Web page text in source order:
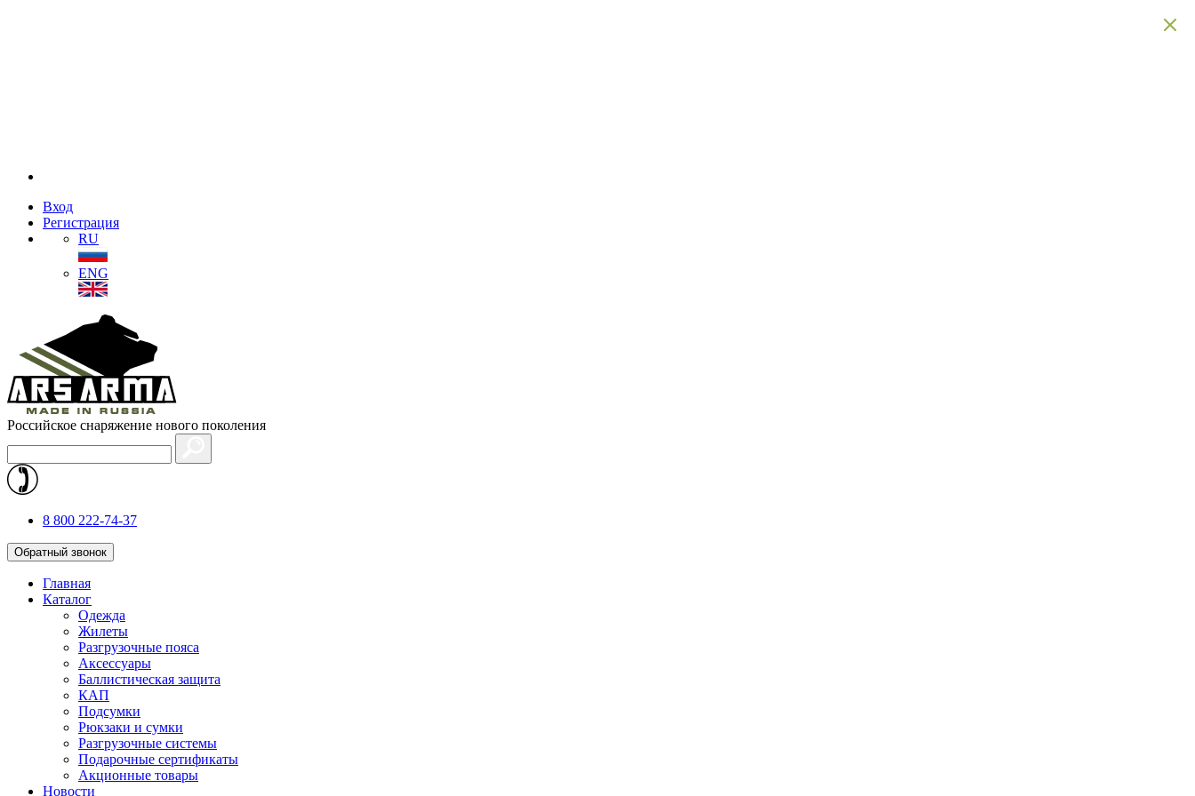
Вход
Регистрация
RU
ENG
Российское снаряжение нового поколения
8 800 222-74-37
Обратный звонок
Главная
Каталог
Одежда
Жилеты
Разгрузочные пояса
Аксессуары
Баллистическая защита
КАП
Подсумки
Рюкзаки и сумки
Разгрузочные системы
Подарочные сертификаты
Акционные товары
Новости